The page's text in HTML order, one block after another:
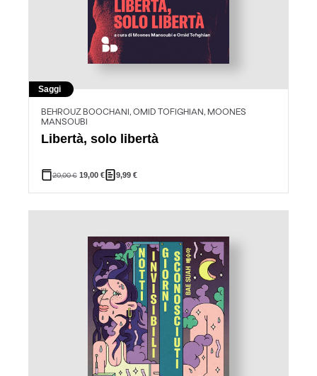
Saggi
BEHROUZ BOOCHANI, OMID TOFIGHIAN, MOONES
MANSOUBI
Libertà, solo libertà
20,00€ 19,00 € 9,99 €